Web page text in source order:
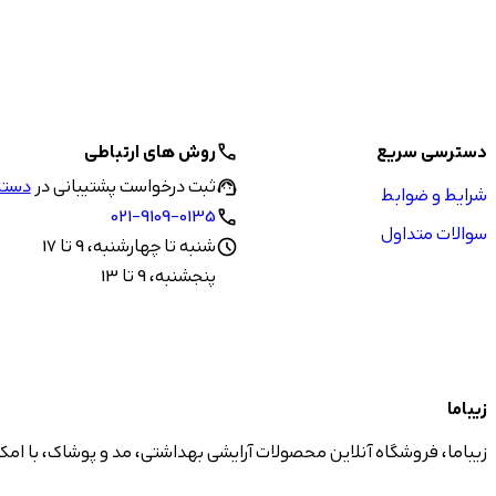
دسترسی سریع
شرایط و ضوابط
سوالات متداول
callروش های ارتباطی
support_agentثبت درخواست پشتیبانی در
call
021-9109-0135
scheduleشنبه تا چهارشنبه، 9 تا 17
پنجشنبه، 9 تا 13
زیباما
زیباما، فروشگاه آنلاین محصولات آرایشی بهداشتی، مد و پوشاک، با